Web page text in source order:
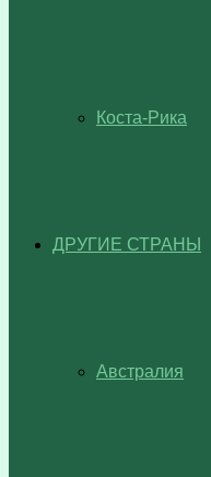
Коста-Рика
ДРУГИЕ СТРАНЫ
Австралия